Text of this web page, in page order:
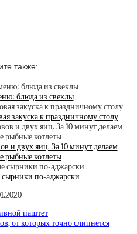
также:
блюда из свеклы
закуска к праздничному столу
и двух яиц. За 10 минут делаем
рыбные котлеты
по-аджарски
паштет
от которых точно слипнется